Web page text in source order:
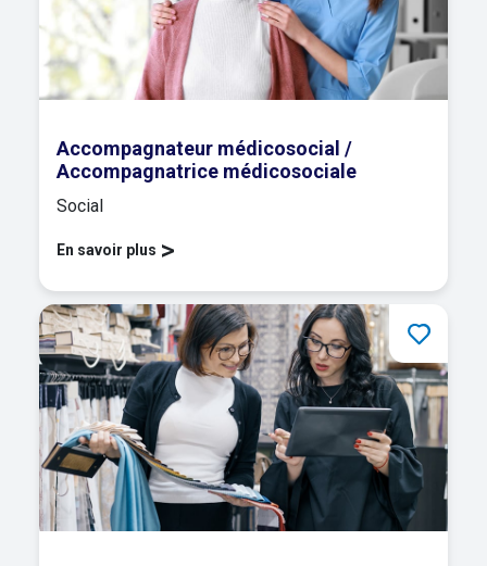
Accompagnateur médicosocial /
Accompagnatrice médicosociale
Social
En savoir plus >